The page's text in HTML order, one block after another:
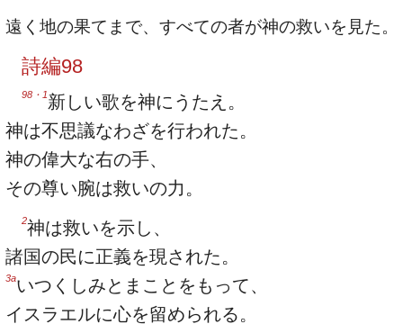
遠く地の果てまで、すべての者が神の救いを見た。
詩編98
98・1新しい歌を神にうたえ。
神は不思議なわざを行われた。
神の偉大な右の手、
その尊い腕は救いの力。
2神は救いを示し、
諸国の民に正義を現された。
3aいつくしみとまことをもって、
イスラエルに心を留められる。